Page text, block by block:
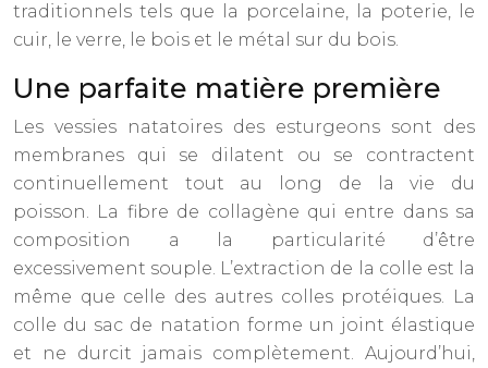
traditionnels tels que la porcelaine, la poterie, le
cuir, le verre, le bois et le métal sur du bois.
Une parfaite matière première
Les vessies natatoires des esturgeons sont des
membranes qui se dilatent ou se contractent
continuellement tout au long de la vie du
poisson. La fibre de collagène qui entre dans sa
composition a la particularité d’être
excessivement souple. L’extraction de la colle est la
même que celle des autres colles protéiques. La
colle du sac de natation forme un joint élastique
et ne durcit jamais complètement. Aujourd’hui,